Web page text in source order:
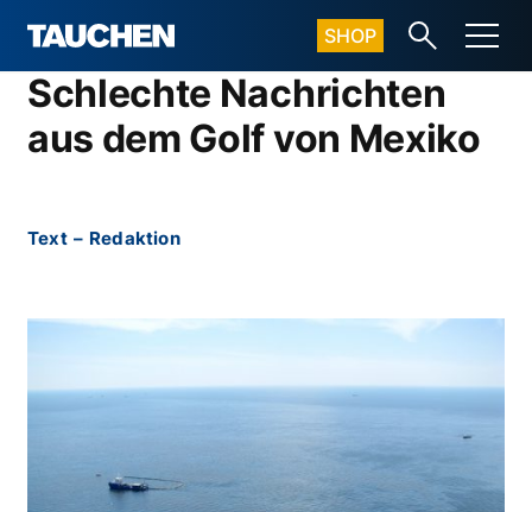
SHOP
Schlechte Nachrichten
aus dem Golf von Mexiko
Text – Redaktion